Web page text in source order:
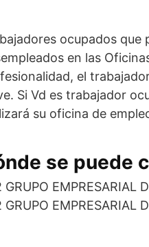
ocupados
en las
el
Si Vd es trabajador
su oficina de
se puede
GRUPO EMPRESARIAL
GRUPO EMPRESARIAL